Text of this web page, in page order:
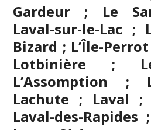
Gardeur ; Le
Laval-sur-le-Lac ;
Bizard ; L’Île-
Lotbinière ;
L’Assomption ;
Lachute ; Laval ;
Laval-des-Rapides